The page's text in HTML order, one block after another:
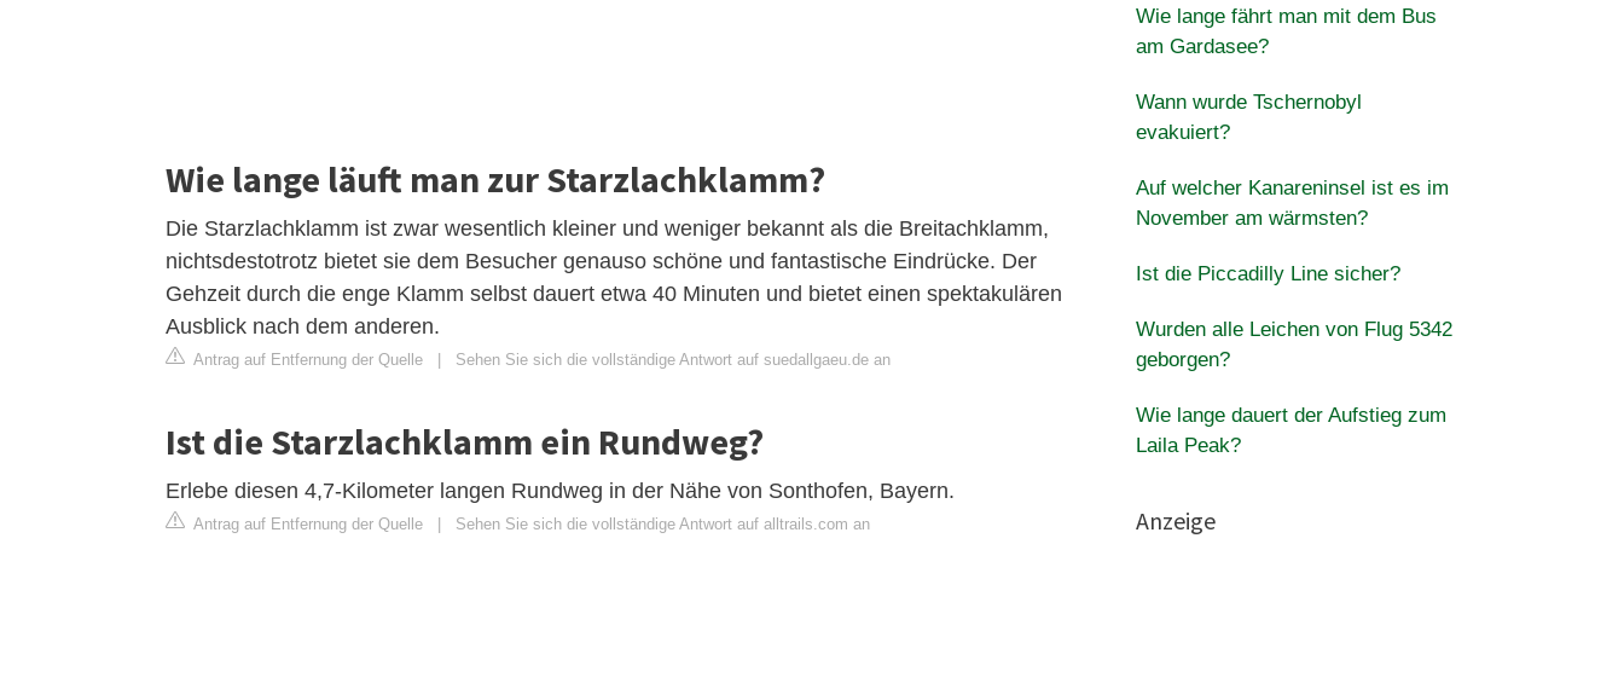
Wie lange läuft man zur Starzlachklamm?
Die Starzlachklamm ist zwar wesentlich kleiner und weniger bekannt als die Breitachklamm,
nichtsdestotrotz bietet sie dem Besucher genauso schöne und fantastische Eindrücke. Der
Gehzeit durch die enge Klamm selbst dauert etwa 40 Minuten und bietet einen spektakulären
Ausblick nach dem anderen.
Antrag auf Entfernung der Quelle Sehen Sie sich die vollständige Antwort auf suedallgaeu.de an
Ist die Starzlachklamm ein Rundweg?
Erlebe diesen 4,7-Kilometer langen Rundweg in der Nähe von Sonthofen, Bayern.
Antrag auf Entfernung der Quelle Sehen Sie sich die vollständige Antwort auf alltrails.com an
Wie lange fährt man mit dem Bus
am Gardasee?
Wann wurde Tschernobyl
evakuiert?
Auf welcher Kanareninsel ist es im
November am wärmsten?
Ist die Piccadilly Line sicher?
Wurden alle Leichen von Flug 5342
geborgen?
Wie lange dauert der Aufstieg zum
Laila Peak?
Anzeige